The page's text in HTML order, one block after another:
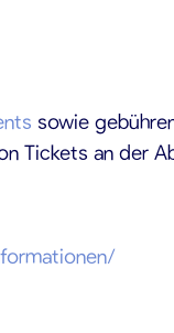
sowie
Tickets an der